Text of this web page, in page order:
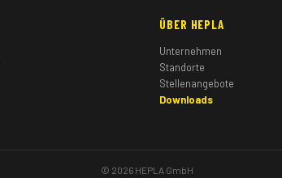
ÜBER HEPLA
Unternehmen
Standorte
Stellenangebote
Downloads
© 2026 HEPLA GmbH